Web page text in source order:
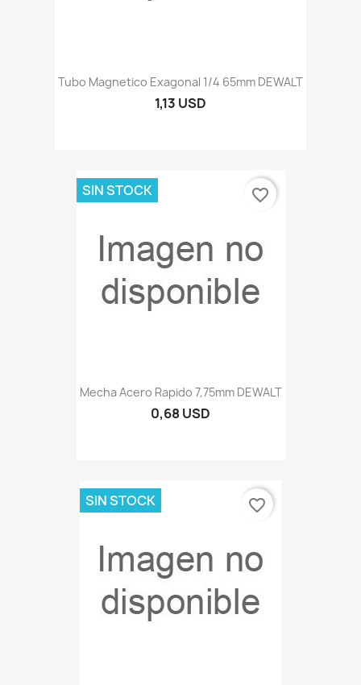
Tubo Magnetico Exagonal 1/4 65mm DEWALT
1,13 USD
Mecha Acero Rapido 7,75mm DEWALT
0,68 USD
SIN STOCK favorite_border
SIN STOCK favorite_border